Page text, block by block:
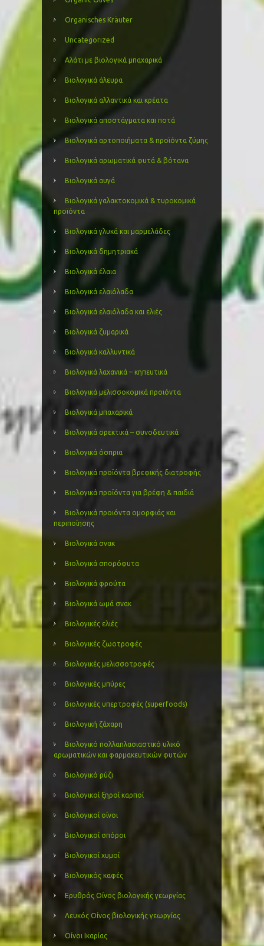
Organisches Kräuter
Uncategorized
Αλάτι με βιολογικά μπαχαρικά
Βιολογικά άλευρα
Βιολογικά αλλαντικά και κρέατα
Βιολογικά αποστάγματα και ποτά
Βιολογικά αρτοποιήματα & προϊόντα ζύμης
Βιολογικά αρωματικά φυτά & βότανα
Βιολογικά αυγά
Βιολογικά γαλακτοκομικά & τυροκομικά
προϊόντα
Βιολογικά γλυκά και μαρμελάδες
Βιολογικά δημητριακά
Βιολογικά έλαια
Βιολογικά ελαιόλαδα
Βιολογικά ελαιόλαδα και ελιές
Βιολογικά ζυμαρικά
Βιολογικά καλλυντικά
Βιολογικά λαχανικά – κηπευτικά
Βιολογικά μελισσοκομικά προιόντα
Βιολογικά μπαχαρικά
Βιολογικά ορεκτικά – συνοδευτικά
Βιολογικά όσπρια
Βιολογικά προϊόντα βρεφικής διατροφής
Βιολογικά προϊόντα για βρέφη & παιδιά
Βιολογικά προιόντα ομορφιάς και
περιποίησης
Βιολογικά σνακ
Βιολογικά σπορόφυτα
Βιολογικά φρούτα
Βιολογικά ωμά σνακ
Βιολογικές ελιές
Βιολογικές ζωοτροφές
Βιολογικές μελισσοτροφές
Βιολογικές μπύρες
Βιολογικές υπερτροφές (superfoods)
Βιολογική ζάχαρη
Βιολογικό πολλαπλασιαστικό υλικό
αρωματικών και φαρμακευτικών φυτών
Βιολογικό ρύζι
Βιολογικοί ξηροί καρποί
Βιολογικοί οίνοι
Βιολογικοί σπόροι
Βιολογικοί χυμοί
Βιολογικός καφές
Ερυθρός Οίνος βιολογικής γεωργίας
Λευκός Οίνος βιολογικής γεωργίας
Οίνοι Ικαρίας